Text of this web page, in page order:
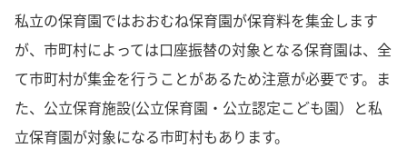
私立の保育園ではおおむね保育園が保育料を集金します
が、市町村によっては口座振替の対象となる保育園は、全
て市町村が集金を行うことがあるため注意が必要です。ま
た、公立保育施設(公立保育園・公立認定こども園）と私
立保育園が対象になる市町村もあります。